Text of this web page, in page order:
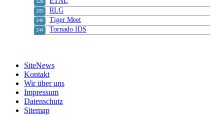
328
283 RLG
249 Tiger Meet
244 Tornado IDS
SiteNews
Kontakt
Wir über uns
Impressum
Datenschutz
Sitemap